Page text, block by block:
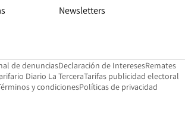
Newsletters
de denunciasOpens in new window
Declaración de InteresesOpens in
Remates
in new window
Diario La TerceraOpens in new window
Tarifas publicidad electoral
in new window
y condicionesPolíticas de privacidad